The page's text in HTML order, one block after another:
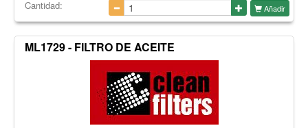
Cantidad: Añadir
ML1729 - FILTRO DE ACEITE